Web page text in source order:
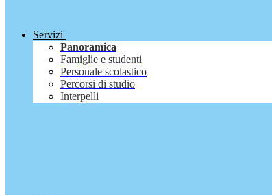
Servizi
Panoramica
Famiglie e studenti
Personale scolastico
Percorsi di studio
Interpelli